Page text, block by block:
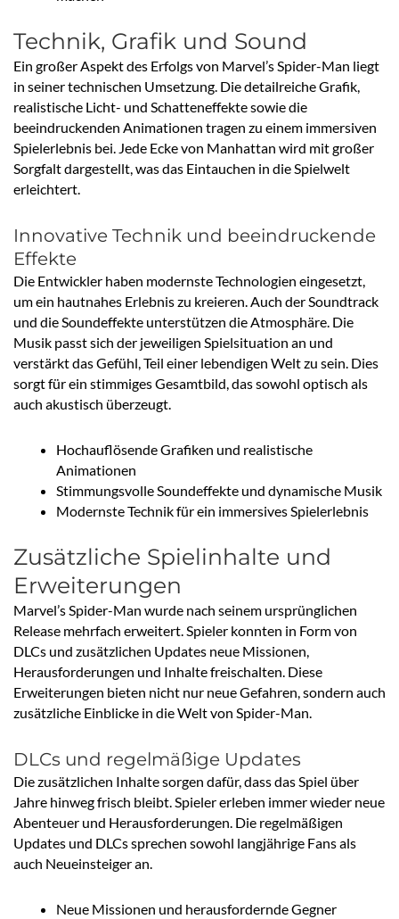
Technik, Grafik und Sound
Ein großer Aspekt des Erfolgs von Marvel’s Spider-Man liegt
in seiner technischen Umsetzung. Die detailreiche Grafik,
realistische Licht- und Schatteneffekte sowie die
beeindruckenden Animationen tragen zu einem immersiven
Spielerlebnis bei. Jede Ecke von Manhattan wird mit großer
Sorgfalt dargestellt, was das Eintauchen in die Spielwelt
erleichtert.
Innovative Technik und beeindruckende
Effekte
Die Entwickler haben modernste Technologien eingesetzt,
um ein hautnahes Erlebnis zu kreieren. Auch der Soundtrack
und die Soundeffekte unterstützen die Atmosphäre. Die
Musik passt sich der jeweiligen Spielsituation an und
verstärkt das Gefühl, Teil einer lebendigen Welt zu sein. Dies
sorgt für ein stimmiges Gesamtbild, das sowohl optisch als
auch akustisch überzeugt.
Hochauflösende Grafiken und realistische
Animationen
Stimmungsvolle Soundeffekte und dynamische Musik
Modernste Technik für ein immersives Spielerlebnis
Zusätzliche Spielinhalte und
Erweiterungen
Marvel’s Spider-Man wurde nach seinem ursprünglichen
Release mehrfach erweitert. Spieler konnten in Form von
DLCs und zusätzlichen Updates neue Missionen,
Herausforderungen und Inhalte freischalten. Diese
Erweiterungen bieten nicht nur neue Gefahren, sondern auch
zusätzliche Einblicke in die Welt von Spider-Man.
DLCs und regelmäßige Updates
Die zusätzlichen Inhalte sorgen dafür, dass das Spiel über
Jahre hinweg frisch bleibt. Spieler erleben immer wieder neue
Abenteuer und Herausforderungen. Die regelmäßigen
Updates und DLCs sprechen sowohl langjährige Fans als
auch Neueinsteiger an.
Neue Missionen und herausfordernde Gegner